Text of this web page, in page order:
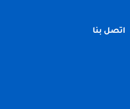
اتصل بنا